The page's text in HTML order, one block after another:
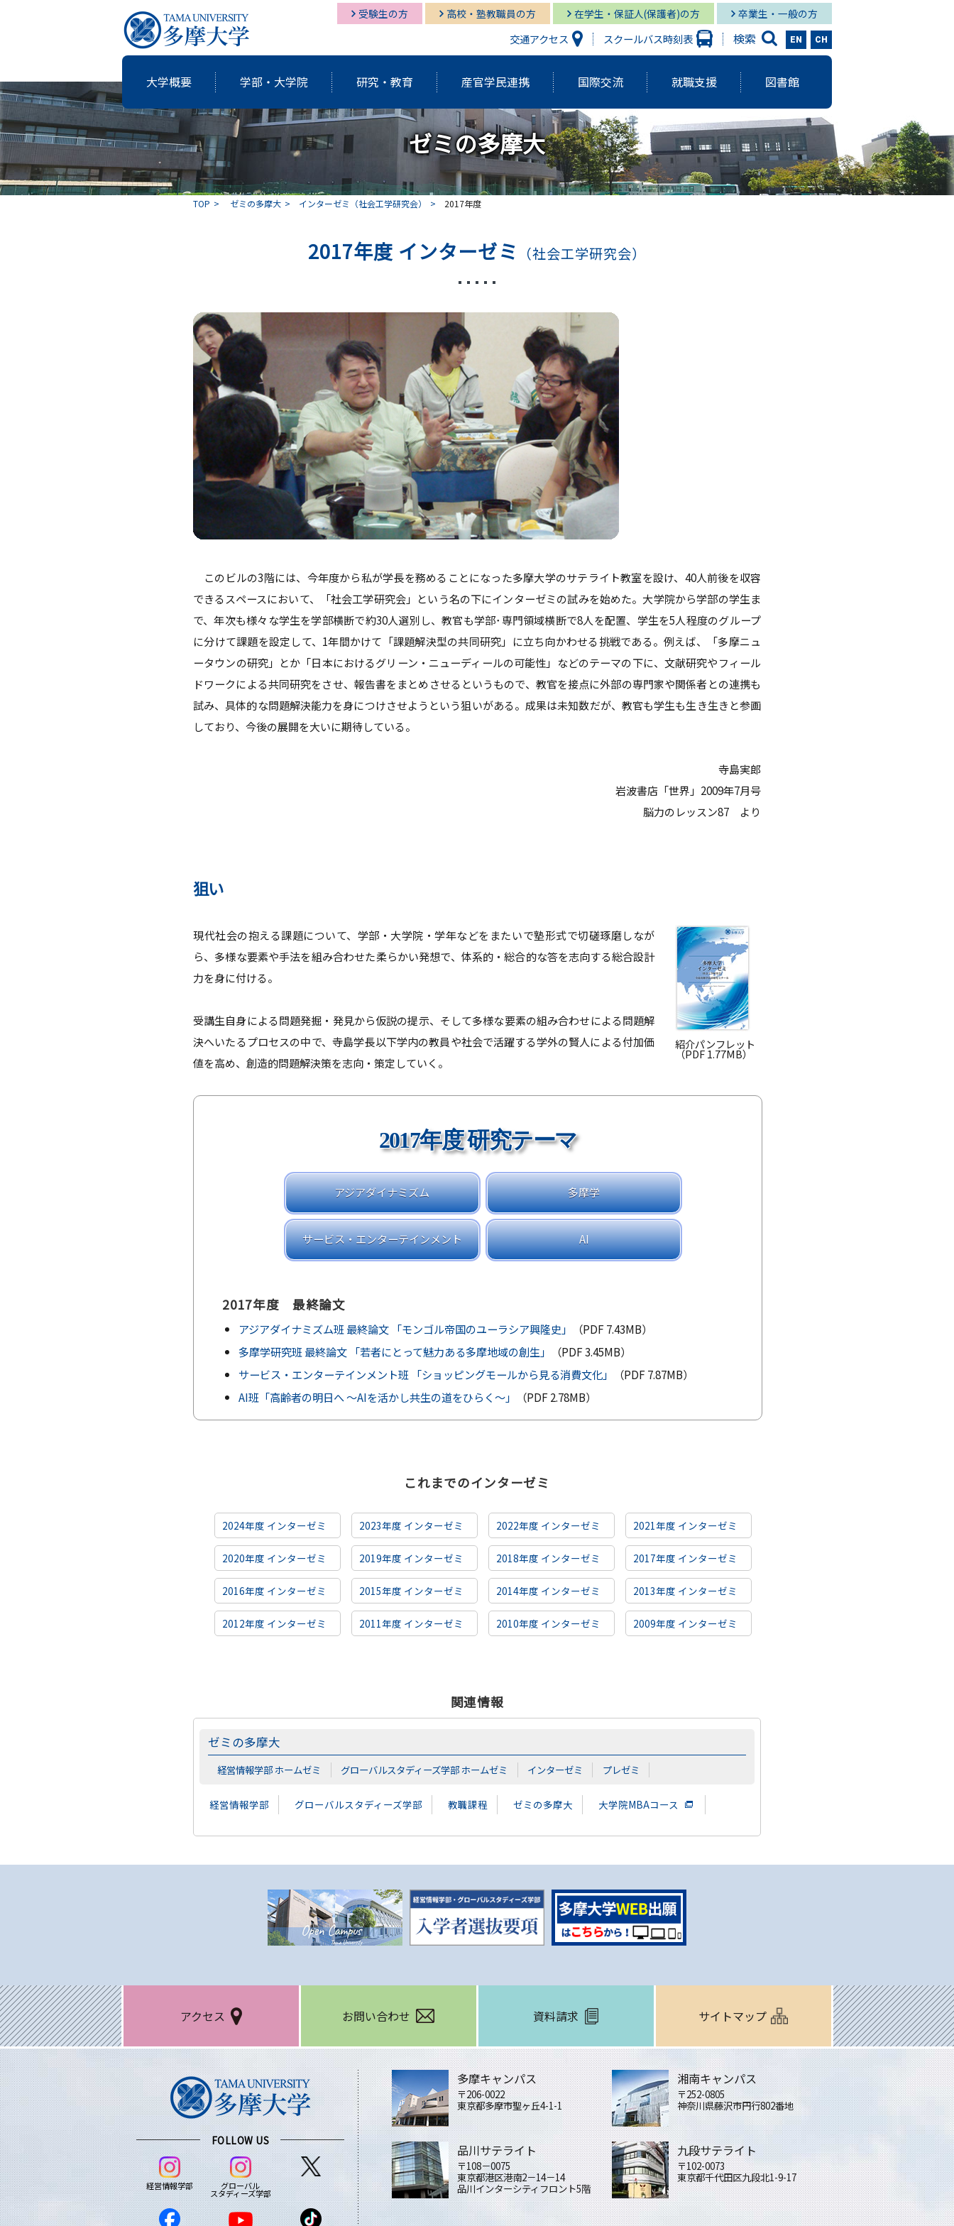
受験生の方 高校・塾教職員の方 在学生・保証人(保護者)の方 卒業生・一般の方
交通アクセス スクールバス時刻表 検索 EN CH
大学概要
大学概要
学長挨拶・紹介
ガバナンス・コード 教員紹介 自己点検
ハラスメント防止 情報公開 学生調査・VOICE報告
その他の取り組み 補助金採択状況 ご寄付のお願い
施設紹介 大学案内・広報誌 学長室
学校法人田村学園概要 理事長挨拶
多摩大ブランド 学園歌
学部・大学院
学部・大学院 経営情報学部
グローバル
スタディーズ学部
ゼミの多摩大 大学院MBAコース
数理・データサイエンス・AI教育プログラム 経営情報学部 科目等履修生・聴講生
研究・教育
研究・教育 研究開発機構 多摩大学出版会
研究紀要（Tama蔵） 教育と研究に関する報告書
アクティブ・ラーニングの多摩大 アクティブ・ラーニング発表祭 FD（Faculty Development）
産官学民連携 国際交流
国際交流 経営情報学部 グローバルスタディーズ学部
国際交流センター
就職支援
就職支援 経営情報学部 経営情報学部 就職状況
グローバルスタディーズ学部 グローバルスタディーズ学部 就職状況
図書館
図書館 多摩キャンパス図書館 湘南キャンパス図書館
多摩キャンパス メディア・サービス 湘南キャンパス メディア・サービス
ゼミの多摩大
TOP ゼミの多摩大 インターゼミ（社会工学研究会） 2017年度
2017年度 インターゼミ （社会工学研究会）
このビルの3階には、今年度から私が学長を務めることになった多摩大学のサテライト教室を設け、40人前後を収容
できるスペースにおいて、「社会工学研究会」という名の下にインターゼミの試みを始めた。大学院から学部の学生ま
で、年次も様々な学生を学部横断で約30人選別し、教官も学部･専門領域横断で8人を配置、学生を5人程度のグループ
に分けて課題を設定して、1年間かけて「課題解決型の共同研究」に立ち向かわせる挑戦である。例えば、「多摩ニュ
ータウンの研究」とか「日本におけるグリーン・ニューディールの可能性」などのテーマの下に、文献研究やフィール
ドワークによる共同研究をさせ、報告書をまとめさせるというもので、教官を接点に外部の専門家や関係者との連携も
試み、具体的な問題解決能力を身につけさせようという狙いがある。成果は未知数だが、教官も学生も生き生きと参画
しており、今後の展開を大いに期待している。
寺島実郎
岩波書店「世界」2009年7月号
脳力のレッスン87 より
狙い
紹介パンフレット
（PDF 1.77MB）
現代社会の抱える課題について、学部・大学院・学年などをまたいで塾形式で切磋琢磨しなが
ら、多様な要素や手法を組み合わせた柔らかい発想で、体系的・総合的な答を志向する総合設計
力を身に付ける。
受講生自身による問題発掘・発見から仮説の提示、そして多様な要素の組み合わせによる問題解
決へいたるプロセスの中で、寺島学長以下学内の教員や社会で活躍する学外の賢人による付加価
値を高め、創造的問題解決策を志向・策定していく。
2017年度 研究テーマ
アジアダイナミズム 多摩学
サービス・エンターテインメント AI
2017年度 最終論文
アジアダイナミズム班 最終論文 「モンゴル帝国のユーラシア興隆史」
（PDF 7.43MB）
多摩学研究班 最終論文 「若者にとって魅力ある多摩地域の創生」
（PDF 3.45MB）
サービス・エンターテインメント班 「ショッピングモールから見る消費文化」
（PDF 7.87MB）
AI班「高齢者の明日へ ～AIを活かし共生の道をひらく～」
（PDF 2.78MB）
これまでのインターゼミ
2024年度 インターゼミ 2023年度 インターゼミ 2022年度 インターゼミ 2021年度 インターゼミ
2020年度 インターゼミ 2019年度 インターゼミ 2018年度 インターゼミ 2017年度 インターゼミ
2016年度 インターゼミ 2015年度 インターゼミ 2014年度 インターゼミ 2013年度 インターゼミ
2012年度 インターゼミ 2011年度 インターゼミ 2010年度 インターゼミ 2009年度 インターゼミ
関連情報
ゼミの多摩大
経営情報学部 ホームゼミ グローバルスタディーズ学部 ホームゼミ インターゼミ プレゼミ
経営情報学部 グローバルスタディーズ学部 教職課程 ゼミの多摩大 大学院MBAコース
アクセス お問い合わせ 資料請求 サイトマップ
FOLLOW US
経営情報学部 グローバル
スタディーズ学部
多摩キャンパス
〒206-0022
東京都多摩市聖ヶ丘4-1-1
湘南キャンパス
〒252-0805
神奈川県藤沢市円行802番地
品川サテライト
〒108－0075
東京都港区港南2－14－14
品川インターシティフロント5階
九段サテライト
〒102-0073
東京都千代田区九段北1-9-17